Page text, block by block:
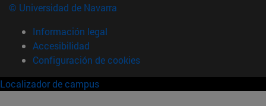
© Universidad de Navarra
Información legal
Accesibilidad
Configuración de cookies
Localizador de campus